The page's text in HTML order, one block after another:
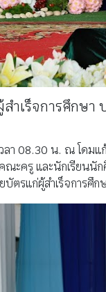
เร็จการศึกษา
า 08.30 น. ณ โดม
ณะครู และนักเรียน
รแก่ผู้สำเร็จการศึก